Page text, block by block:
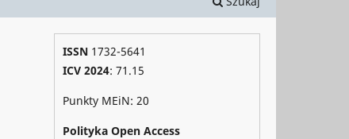
ISSN 1732-5641
ICV 2024: 71.15
Punkty MEiN: 20
Polityka Open Access